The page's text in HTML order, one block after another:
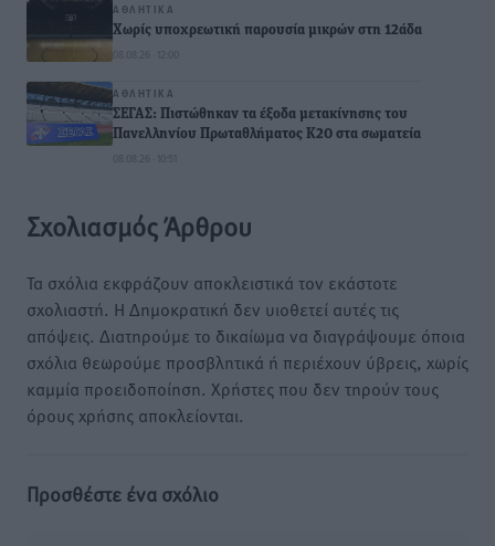
ΑΘΛΗΤΙΚΆ
Χωρίς υποχρεωτική παρουσία μικρών στη 12άδα
08.08.26 · 12:00
ΑΘΛΗΤΙΚΆ
ΣΕΓΑΣ: Πιστώθηκαν τα έξοδα μετακίνησης του
Πανελληνίου Πρωταθλήματος Κ20 στα σωματεία
08.08.26 · 10:51
Σχολιασμός Άρθρου
Τα σχόλια εκφράζουν αποκλειστικά τον εκάστοτε
σχολιαστή. Η Δημοκρατική δεν υιοθετεί αυτές τις
απόψεις. Διατηρούμε το δικαίωμα να διαγράψουμε όποια
σχόλια θεωρούμε προσβλητικά ή περιέχουν ύβρεις, χωρίς
καμμία προειδοποίηση. Χρήστες που δεν τηρούν τους
όρους χρήσης αποκλείονται.
Προσθέστε ένα σχόλιο